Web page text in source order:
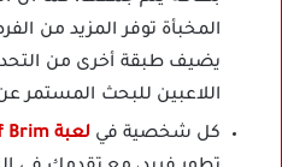
المخبأة توفر المزيد من
يضيف طبقة أخرى من
اللاعبين للبحث المستمر
كل شخصية في لعبة Blades Of Brim مهكرة